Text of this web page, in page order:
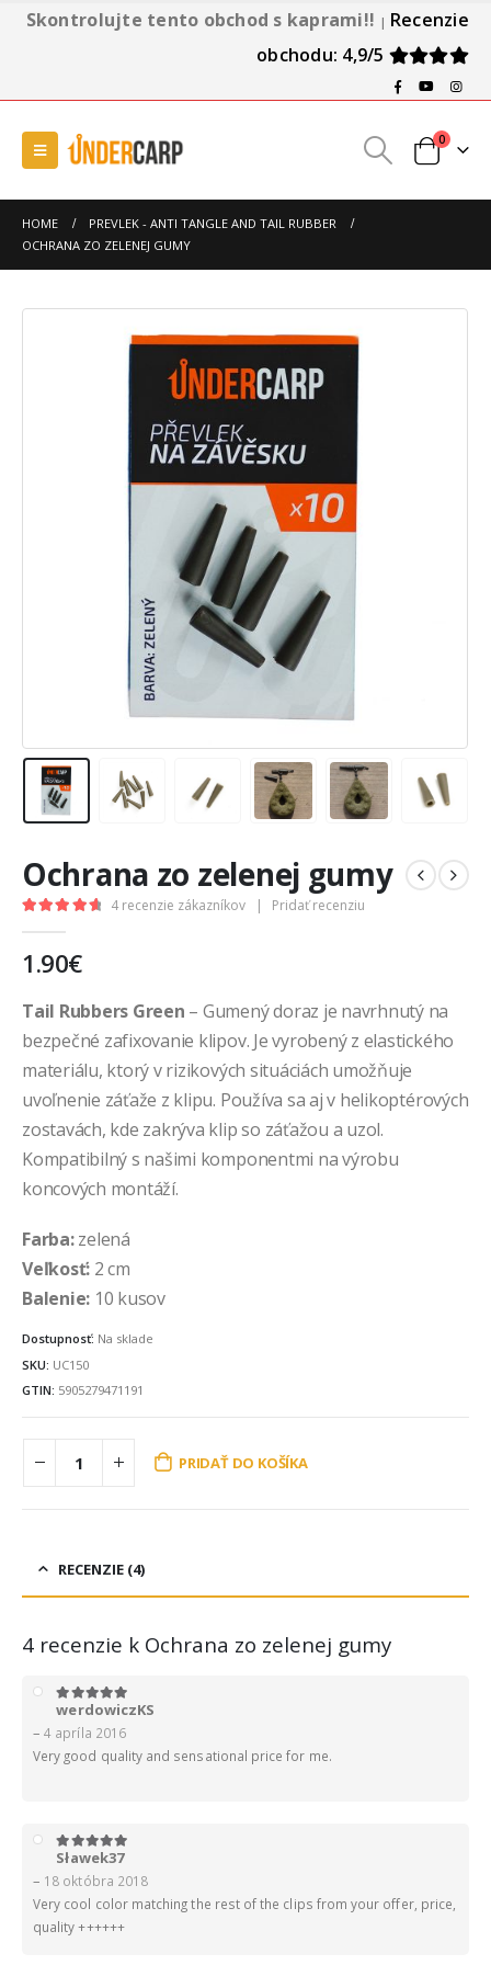
Skontrolujte tento obchod s kaprami!! | Recenzie
obchodu: 4,9/5
0
HOME
PREVLEK - ANTI TANGLE AND TAIL RUBBER
OCHRANA ZO ZELENEJ GUMY
Ochrana zo zelenej gumy
4 recenzie zákazníkov | Pridať recenziu
1.90€
Tail Rubbers Green – Gumený doraz je navrhnutý na
bezpečné zafixovanie klipov. Je vyrobený z elastického
materiálu, ktorý v rizikových situáciách umožňuje
uvoľnenie záťaže z klipu. Používa sa aj v helikoptérových
zostavách, kde zakrýva klip so záťažou a uzol.
Kompatibilný s našimi komponentmi na výrobu
koncových montáží.
Farba:zelená
Veľkosť: 2 cm
Balenie: 10 kusov
Dostupnosť: Na sklade
SKU: UC150
GTIN: 5905279471191
PRIDAŤ DO KOŠÍKA
RECENZIE (4)
4 recenzie k Ochrana zo zelenej gumy
5z 5
werdowiczKS
– 4 apríla 2016
Very good quality and sensational price for me.
5z 5
Sławek37
– 18 októbra 2018
Very cool color matching the rest of the clips from your offer, price,
quality ++++++